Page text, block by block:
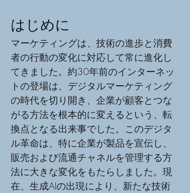
はじめに
マーケティングは、技術の進歩と消費
者の行動の変化に対応して常に進化し
てきました。約30年前のインターネッ
トの登場は、デジタルマーケティング
の時代を切り開き、企業が顧客とつな
がる方法を根本的に変えるという、転
換点となる出来事でした。このデジタ
ル革命は、特に企業が製品を宣伝し、
販売および流通チャネルを管理する方
法に大きな変化をもたらしました。現
在、生成AIの出現により、新たな技術